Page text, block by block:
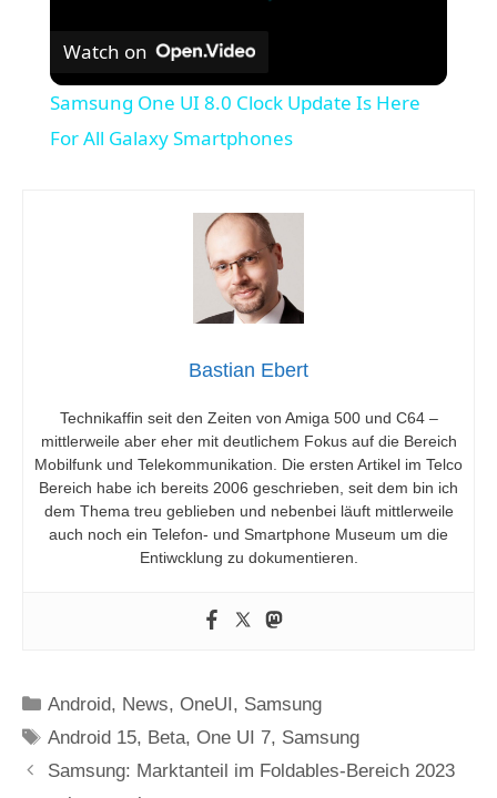
Watch on
Samsung One UI 8.0 Clock Update Is Here
For All Galaxy Smartphones
Bastian Ebert
Technikaffin seit den Zeiten von Amiga 500 und C64 –
mittlerweile aber eher mit deutlichem Fokus auf die Bereich
Mobilfunk und Telekommunikation. Die ersten Artikel im Telco
Bereich habe ich bereits 2006 geschrieben, seit dem bin ich
dem Thema treu geblieben und nebenbei läuft mittlerweile
auch noch ein Telefon- und Smartphone Museum um die
Entiwcklung zu dokumentieren.
Kategorien
Android, News,OneUI, Samsung
Schlagwörter
Android 15, Beta,One UI 7, Samsung
Samsung: Marktanteil im Foldables-Bereich 2023